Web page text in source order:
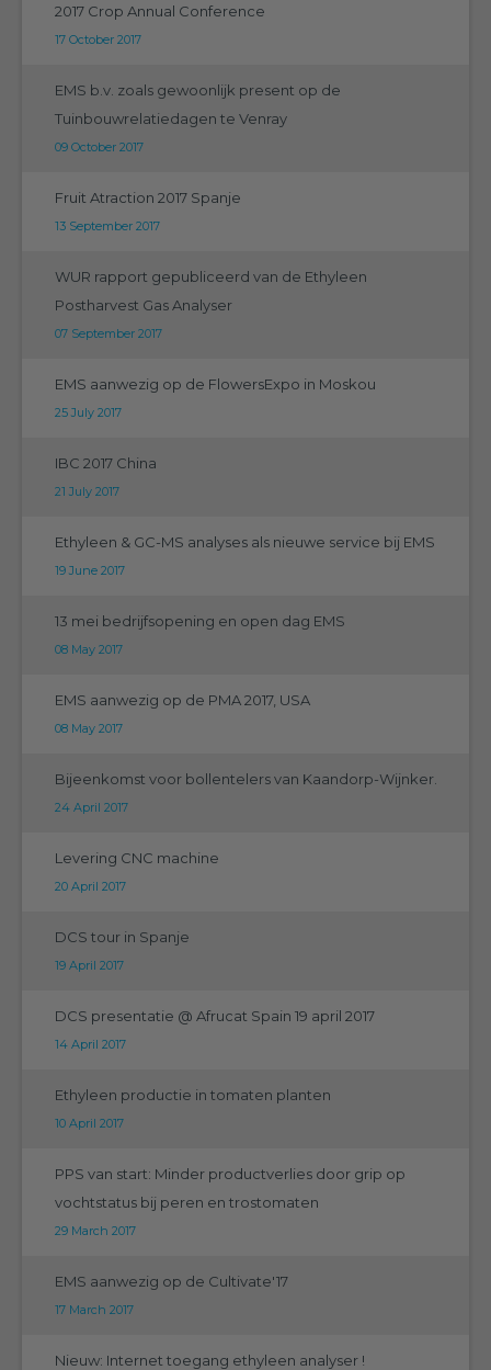
2017 Crop Annual Conference
17 October 2017
EMS b.v. zoals gewoonlijk present op de
Tuinbouwrelatiedagen te Venray
09 October 2017
Fruit Atraction 2017 Spanje
13 September 2017
WUR rapport gepubliceerd van de Ethyleen
Postharvest Gas Analyser
07 September 2017
EMS aanwezig op de FlowersExpo in Moskou
25 July 2017
IBC 2017 China
21 July 2017
Ethyleen & GC-MS analyses als nieuwe service bij EMS
19 June 2017
13 mei bedrijfsopening en open dag EMS
08 May 2017
EMS aanwezig op de PMA 2017, USA
08 May 2017
Bijeenkomst voor bollentelers van Kaandorp-Wijnker.
24 April 2017
Levering CNC machine
20 April 2017
DCS tour in Spanje
19 April 2017
DCS presentatie @ Afrucat Spain 19 april 2017
14 April 2017
Ethyleen productie in tomaten planten
10 April 2017
PPS van start: Minder productverlies door grip op
vochtstatus bij peren en trostomaten
29 March 2017
EMS aanwezig op de Cultivate'17
17 March 2017
Nieuw: Internet toegang ethyleen analyser !